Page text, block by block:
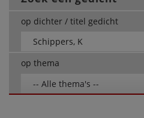
op dichter / titel gedicht
op thema
-- Alle thema's --